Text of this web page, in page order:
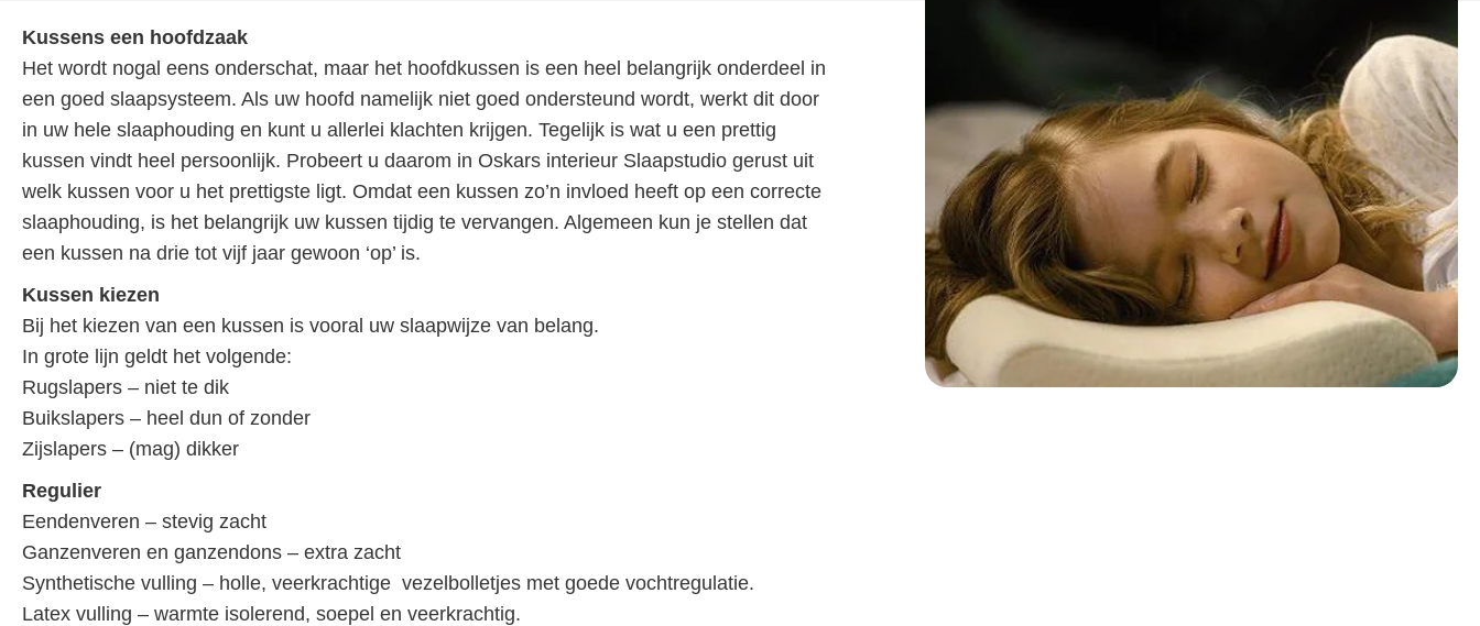
Kussens een hoofdzaak
Het wordt nogal eens onderschat, maar het hoofdkussen is een heel belangrijk onderdeel in
een goed slaapsysteem. Als uw hoofd namelijk niet goed ondersteund wordt, werkt dit door
in uw hele slaaphouding en kunt u allerlei klachten krijgen. Tegelijk is wat u een prettig
kussen vindt heel persoonlijk. Probeert u daarom in Oskars interieur Slaapstudio gerust uit
welk kussen voor u het prettigste ligt. Omdat een kussen zo’n invloed heeft op een correcte
slaaphouding, is het belangrijk uw kussen tijdig te vervangen. Algemeen kun je stellen dat
een kussen na drie tot vijf jaar gewoon ‘op’ is.
Kussen kiezen
Bij het kiezen van een kussen is vooral uw slaapwijze van belang.
In grote lijn geldt het volgende:
Rugslapers – niet te dik
Buikslapers – heel dun of zonder
Zijslapers – (mag) dikker
Regulier
Eendenveren – stevig zacht
Ganzenveren en ganzendons – extra zacht
Synthetische vulling – holle, veerkrachtige vezelbolletjes met goede vochtregulatie.
Latex vulling – warmte isolerend, soepel en veerkrachtig.